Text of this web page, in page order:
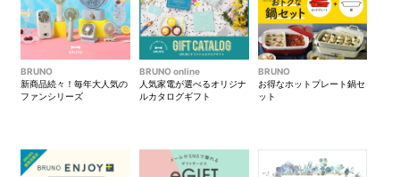
BRUNO
新商品続々！毎年大人気の
ファンシリーズ
BRUNO online
人気家電が選べるオリジナ
ルカタログギフト
BRUNO
お得なホットプレート鍋セ
ット